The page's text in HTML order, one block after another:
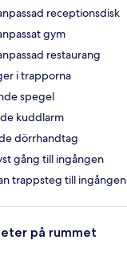
receptionsdisk
gym
restaurang
i trapporna
spegel
kuddlarm
dörrhandtag
gång till ingången
trappsteg till ingången
på rummet